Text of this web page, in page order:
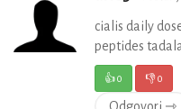
cialis daily
peptides
👍0 👎0